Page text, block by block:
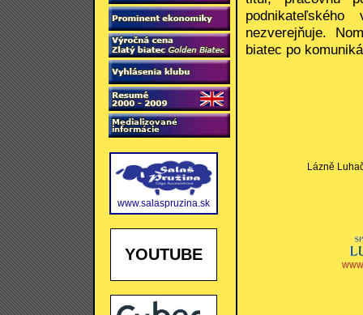
www.salaspruzina.sk
YOUTUBE
nezverejňuje.
biatec po
Lázně